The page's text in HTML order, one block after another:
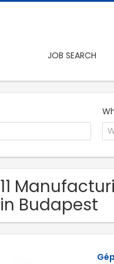
JOB SEARCH
11
in Budapest